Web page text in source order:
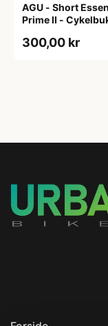
AGU - Short
Prime II -
300,00 kr